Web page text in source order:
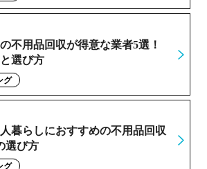
不用品回収が得意な業者5選！
選び方
グ
暮らしにおすすめの不用品回収
選び方
グ